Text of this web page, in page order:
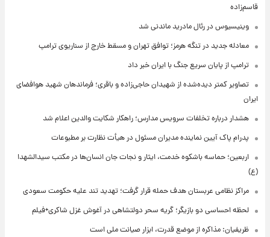
قاسم‌زاده
وینیسیوس در رئال مادرید ماندنی شد
معادله جدید در تنگه هرمز؛ توافق تهران و مسقط خارج از سناریوی ترامپ
ترامپ از پایان سریع جنگ با ایران خبر داد
تصاویر کمتر دیده‌شده از شهیدان حاجی‌زاده و باقری؛ فرماندهان شهید هوافضای
ایران
هشدار درباره تخلفات سرویس مدارس؛ راهکار شکایت والدین اعلام شد
پدرام پاک آیین نماینده مدیران مسئول در هیأت نظارت بر مطبوعات
اربعین؛ حماسه باشکوه خدمت، ایثار و نجات جان انسان‌ها در مکتب سیدالشهدا
(ع)
مراکز نظامی عربستان هدف حمله قرار گرفت؛ تهدید تند علیه حکومت سعودی
لحظه احساسی دو بازیگر؛ گریه سحر دولتشاهی در آغوش غزل شاکری+فیلم
ظریفیان: مذاکره از موضع قدرت، ابزار صیانت ملی است